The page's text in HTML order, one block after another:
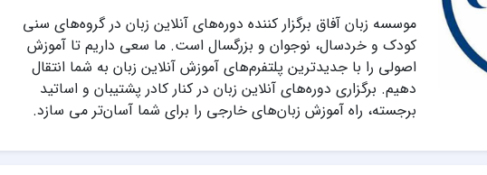
موسسه زبان آفاق برگزار کننده دوره‌های آنلاین زبان در گروه‌های سنی
کودک و خردسال، نوجوان و بزرگسال است. ما سعی داریم تا آموزش
اصولی را با جدیدترین پلتفرم‌های آموزش آنلاین زبان به شما انتقال
دهیم. برگزاری دوره‌های آنلاین زبان در کنار کادر پشتیبان و اساتید
برجسته، راه آموزش زبان‌های خارجی را برای شما آسان‌تر می سازد.